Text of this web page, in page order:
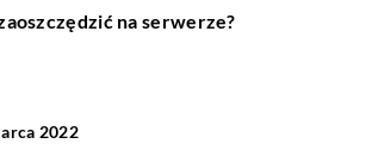
na serwerze?
2022